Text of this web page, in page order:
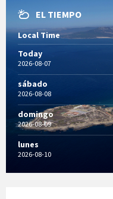
EL TIEMPO
Local Time
Today
2026-08-07
sábado
2026-08-08
domingo
2026-08-09
lunes
2026-08-10